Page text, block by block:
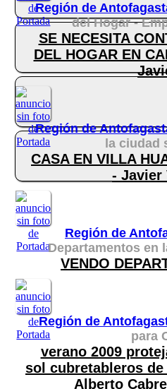
Región de
del Hogar -
SE NECESITA
DEL HOGAR EN
Región de
la ciudad
CASA EN VILLA
- Javier
Región de
Departamentos en
VENDO
Región de
para
verano 2009
sol cubretableros
Alberto